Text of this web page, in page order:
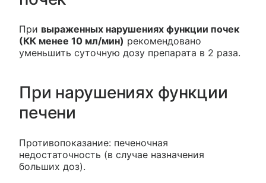
При выраженных нарушениях функции почек
(КК менее 10 мл/мин) рекомендовано
уменьшить суточную дозу препарата в 2 раза.
При нарушениях функции
печени
Противопоказание: печеночная
недостаточность (в случае назначения
больших доз).